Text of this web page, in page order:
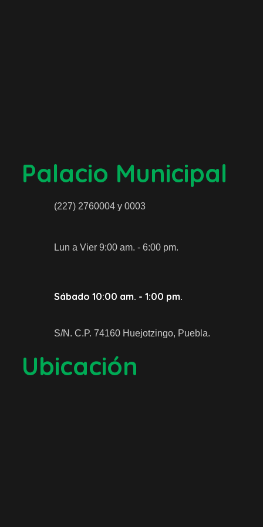
Palacio Municipal
(227) 2760004 y 0003
Lun a Vier 9:00 am. - 6:00 pm.
Sábado 10:00 am. - 1:00 pm.
S/N. C.P. 74160 Huejotzingo, Puebla.
Ubicación